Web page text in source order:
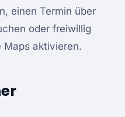
einen Termin über
oder freiwillig
Maps aktivieren.